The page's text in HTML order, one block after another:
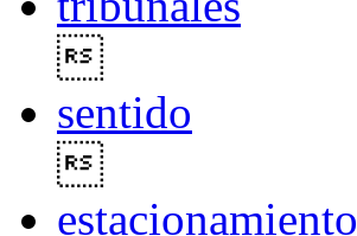
sentido
estacionamiento